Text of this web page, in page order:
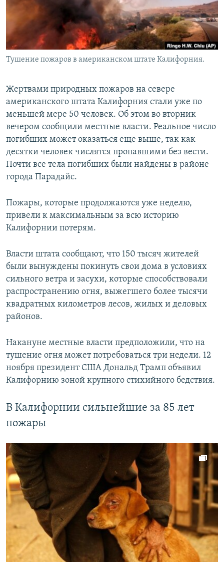
Тушение пожаров в американском штате Калифорния.
Жертвами природных пожаров на севере
американского штата Калифорния стали уже по
меньшей мере 50 человек. Об этом во вторник
вечером сообщили местные власти. Реальное число
погибших может оказаться еще выше, так как
десятки человек числятся пропавшими без вести.
Почти все тела погибших были найдены в районе
города Парадайс.
Пожары, которые продолжаются уже неделю,
привели к максимальным за всю историю
Калифорнии потерям.
Власти штата сообщают, что 150 тысяч жителей
были вынуждены покинуть свои дома в условиях
сильного ветра и засухи, которые способствовали
распространению огня, выжегшего более тысячи
квадратных километров лесов, жилых и деловых
районов.
Накануне местные власти предположили, что на
тушение огня может потребоваться три недели. 12
ноября президент США Дональд Трамп объявил
Калифорнию зоной крупного стихийного бедствия.
В Калифорнии сильнейшие за 85 лет
пожары